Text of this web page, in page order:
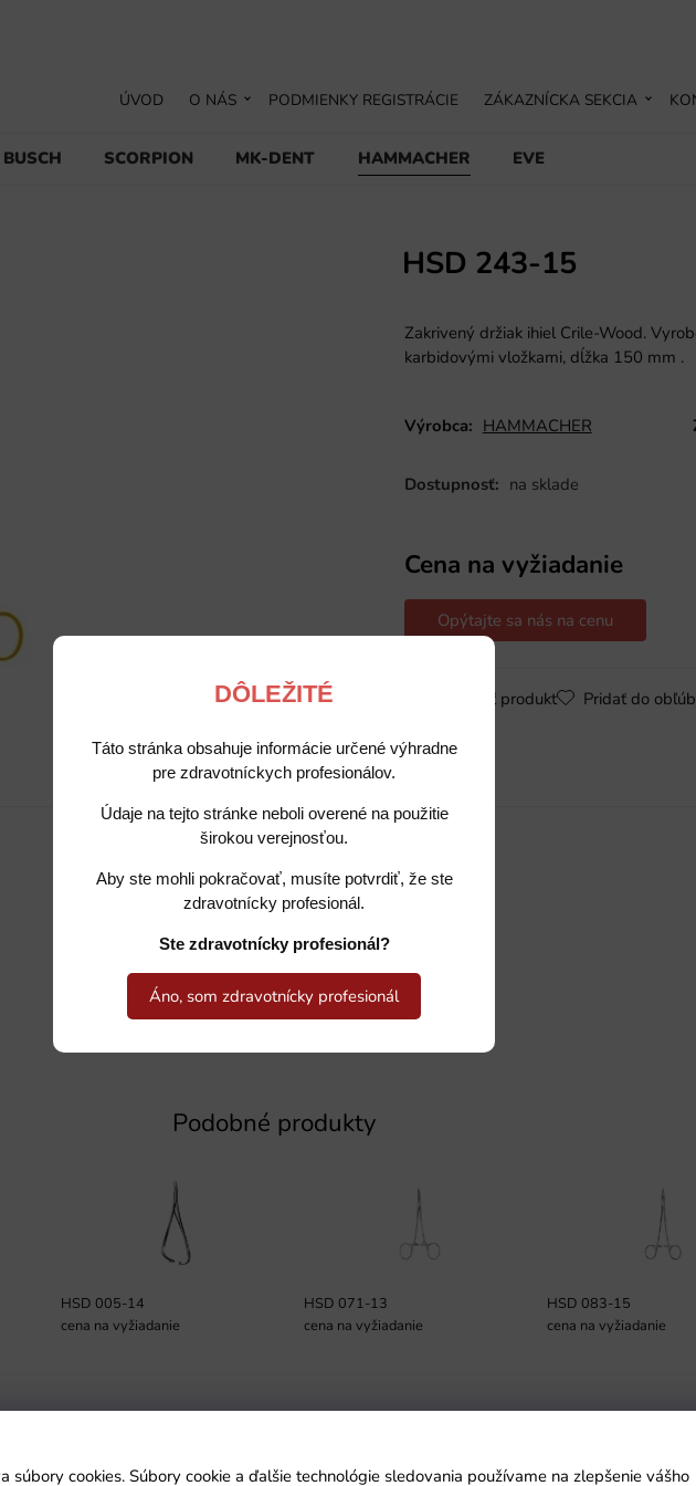
DÔLEŽITÉ
Táto stránka obsahuje informácie určené výhradne
pre zdravotníckych profesionálov.
Údaje na tejto stránke neboli overené na použitie
širokou verejnosťou.
Aby ste mohli pokračovať, musíte potvrdiť, že ste
zdravotnícky profesionál.
Ste zdravotnícky profesionál?
Áno, som zdravotnícky profesionál
BUSCH SCORPION MK-DENT HAMMACHER EVE
ÚVOD O NÁS PODMIENKY REGISTRÁCIE ZÁKAZNÍCKA SEKCIA
HSD 243-15
Zakrivený držiak ihiel Crile-Wood.
karbidovými vložkami, dĺžka 150 mm .
Výrobca: HAMMACHER
Dostupnosť: na sklade
Cena na vyžiadanie
Opýtajte sa nás na cenu
Sledovať produkt Pridať do
Popis Potrebujete poradiť?
Podobné produkty
HSD 005-14
cena na vyžiadanie
HSD 071-13
cena na vyžiadanie
HSD 083-15
cena na vyžiadanie
súbory cookies. Súbory cookie a ďalšie technológie sledovania používame na zlepšenie vášho